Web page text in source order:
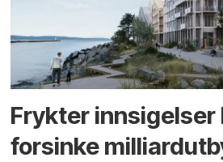
Frykter innsigelser
forsinke